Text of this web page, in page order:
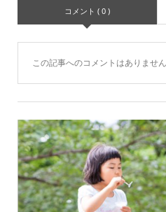
コメント ( 0 )
この記事へのコメントはありません